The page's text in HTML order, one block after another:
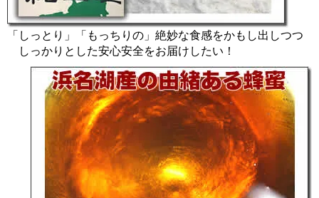
「しっとり」「もっちりの」絶妙な食感をかもし出しつつ
しっかりとした安心安全をお届けしたい！